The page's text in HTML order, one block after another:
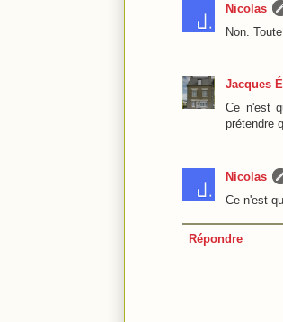
Nicolas
Non.
Jacques
Ce n'est
prétendre
Nicolas
Ce n'est
Répondre